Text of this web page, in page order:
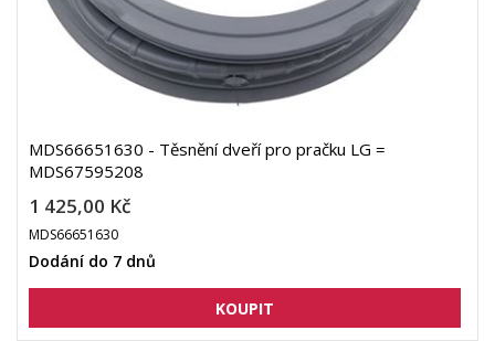
MDS66651630 - Těsnění dveří pro pračku LG =
MDS67595208
1 425,00 Kč
MDS66651630
Dodání do 7 dnů